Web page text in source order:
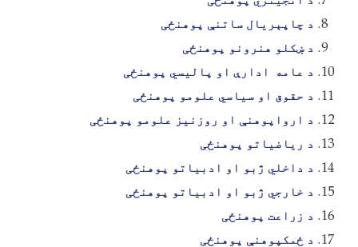
د چاپېریال ساتنې پوهنځی
د ښکلو هنرونو پوهنځی
د عامه
ادارې او پالیسي پوهنځی
د حقوق او سیاسي علومو پوهنځی
د ارواپوهنې او روزنیز علومو پوهنځی
د ریاضیاتو پوهنځی
د داخلي ژبو او ادبیاتو پوهنځی
د خارجي ژبو او ادبیاتو پوهنځی
د زراعت پوهنځی
د ځمکپوهنې پوهنځی